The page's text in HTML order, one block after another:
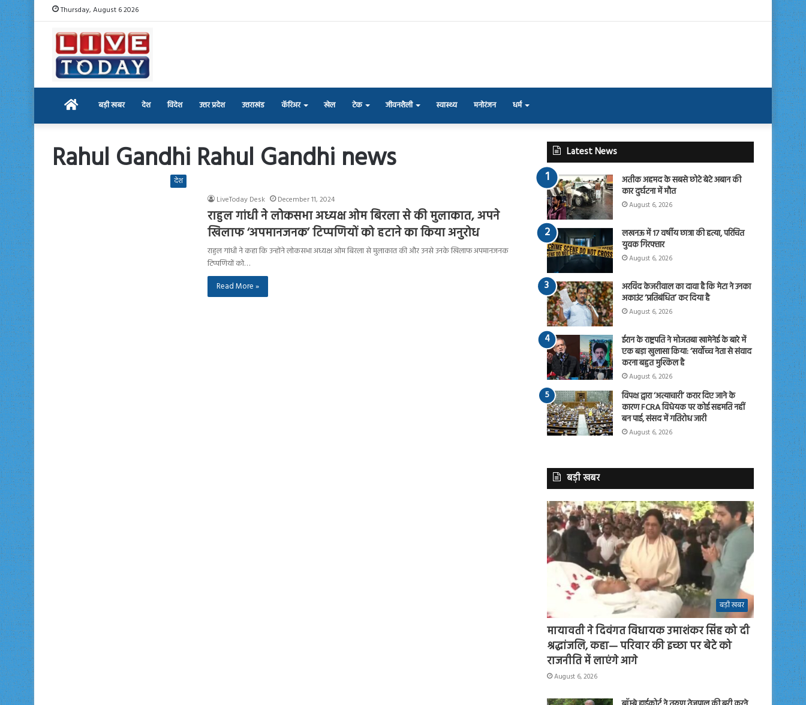
Thursday, August 6 2026
Home बड़ी खबर देश विदेश उत्तर प्रदेश उत्तराखंड कॅरिअर खेल टेक जीवनशैली स्वास्थ्य मनोरंजन धर्म
Rahul Gandhi Rahul Gandhi news
देश
LiveToday Desk
December 11, 2024
राहुल गांधी ने लोकसभा अध्यक्ष ओम बिरला से की मुलाकात, अपने
खिलाफ ‘अपमानजनक’ टिप्पणियों को हटाने का किया अनुरोध
राहुल गांधी ने कहा कि उन्होंने लोकसभा अध्यक्ष ओम बिरला से मुलाकात की और उनसे उनके खिलाफ अपमानजनक
टिप्पणियों को…
Read More »
Latest News
अतीक अहमद के सबसे छोटे बेटे अबान की
कार दुर्घटना में मौत
August 6, 2026
लखनऊ में 17 वर्षीय छात्रा की हत्या, परिचित
युवक गिरफ्तार
August 6, 2026
अरविंद केजरीवाल का दावा है कि मेटा ने उनका
अकाउंट ‘प्रतिबंधित’ कर दिया है
August 6, 2026
ईरान के राष्ट्रपति ने मोजतबा खामेनेई के बारे में
एक बड़ा खुलासा किया: ‘सर्वोच्च नेता से संवाद
करना बहुत मुश्किल है
August 6, 2026
विपक्ष द्वारा ‘अत्याचारी’ करार दिए जाने के
कारण FCRA विधेयक पर कोई सहमति नहीं
बन पाई, संसद में गतिरोध जारी
August 6, 2026
बड़ी खबर
बड़ी खबर
मायावती ने दिवंगत विधायक उमाशंकर सिंह को दी
श्रद्धांजलि, कहा— परिवार की इच्छा पर बेटे को
राजनीति में लाएंगे आगे
August 6, 2026